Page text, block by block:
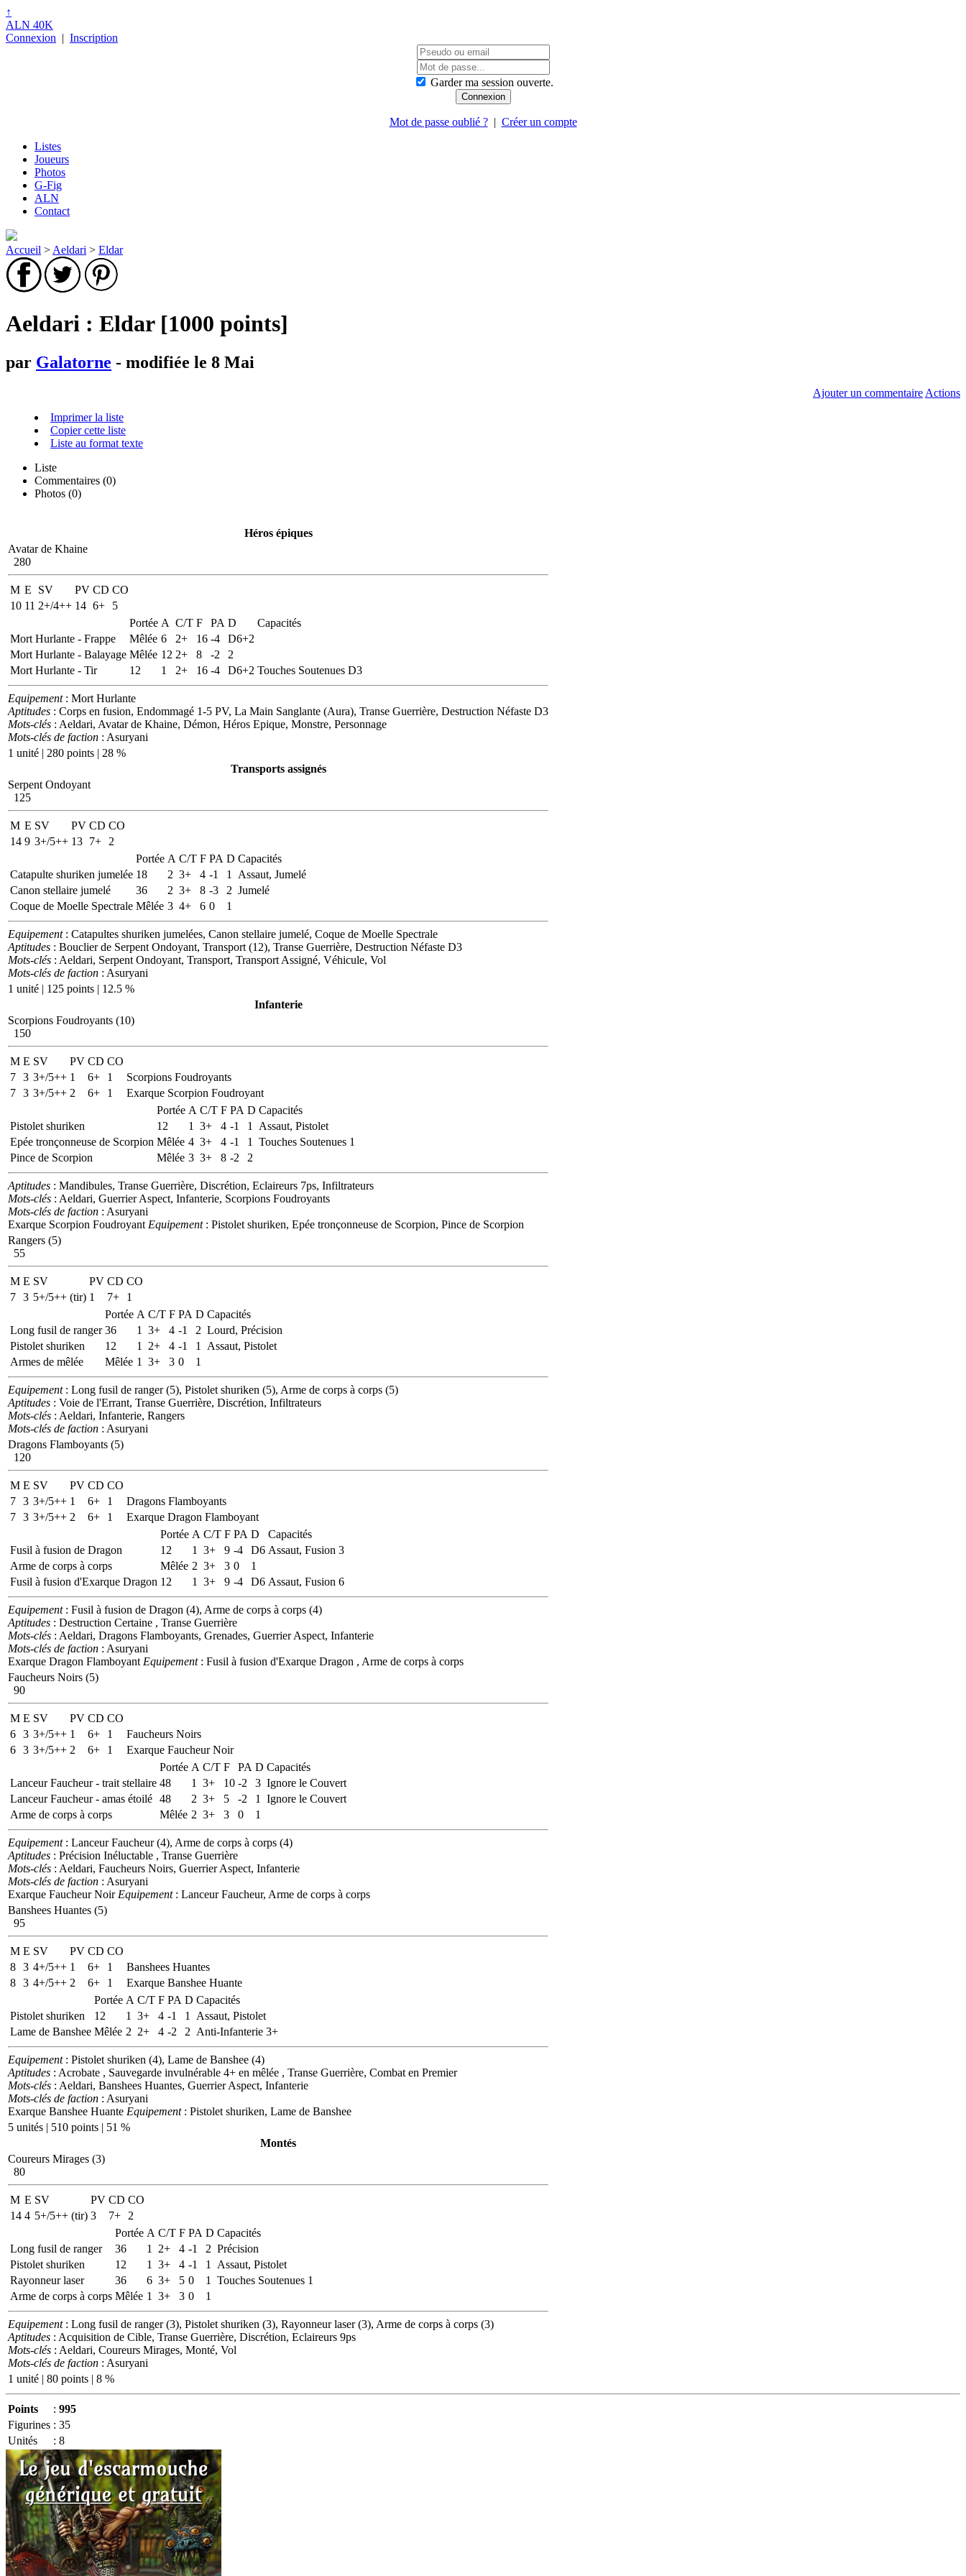
↑
ALN 40K
Connexion | Inscription
Garder ma session ouverte.
Mot de passe oublié ?| Créer un compte
Listes
Joueurs
Photos
G-Fig
ALN
Contact
Accueil > Aeldari > Eldar
Aeldari : Eldar [1000 points]
par Galatorne - modifiée le 8 Mai
Ajouter un commentaire Actions
Imprimer la liste
Copier cette liste
Liste au format texte
Liste
Commentaires (0)
Photos (0)
Héros épiques
Avatar de Khaine
280
M E SV PV CD CO
10 11 2+/4++ 14 6+
5
Portée A C/T F PA D
Capacités
Mort Hurlante - Frappe
Mêlée 6 2+ 16 -4
D6+2
Mort Hurlante - Balayage Mêlée 12 2+ 8 -2
2
Mort Hurlante - Tir
12 1 2+ 16 -4 D6+2 Touches Soutenues D3
Equipement: Mort Hurlante
Aptitudes : Corps en fusion, Endommagé 1-5 PV, La Main Sanglante (Aura), Transe Guerrière, Destruction Néfaste D3
Mots-clés : Aeldari, Avatar de Khaine, Démon, Héros Epique, Monstre, Personnage
Mots-clés de faction : Asuryani
1 unité | 280 points | 28 %
Transports assignés
Serpent Ondoyant
125
M E SV PV CD CO
14 9 3+/5++ 13 7+
2
Portée A C/T F PA D Capacités
Catapulte shuriken jumelée 18 2 3+ 4 -1 1
Assaut, Jumelé
Canon stellaire jumelé
36 2 3+ 8 -3 2 Jumelé
Coque de Moelle Spectrale Mêlée 3 4+ 6 0 1
Equipement: Catapultes shuriken jumelées, Canon stellaire jumelé, Coque de Moelle Spectrale
Aptitudes : Bouclier de Serpent Ondoyant, Transport (12), Transe Guerrière, Destruction Néfaste D3
Mots-clés : Aeldari, Serpent Ondoyant, Transport, Transport Assigné, Véhicule, Vol
Mots-clés de faction : Asuryani
1 unité | 125 points | 12.5 %
Infanterie
Scorpions Foudroyants (10)
150
M E SV PV CD CO
7 3 3+/5++ 1 6+ 1
Scorpions Foudroyants
7 3 3+/5++ 2 6+ 1
Exarque Scorpion Foudroyant
Portée A C/T F PA D Capacités
Pistolet shuriken
12 1 3+ 4 -1 1
Assaut, Pistolet
Epée tronçonneuse de Scorpion Mêlée 4 3+ 4 -1 1
Touches Soutenues 1
Pince de Scorpion
Mêlée 3 3+ 8 -2 2
Aptitudes : Mandibules, Transe Guerrière, Discrétion, Eclaireurs 7ps, Infiltrateurs
Mots-clés : Aeldari, Guerrier Aspect, Infanterie, Scorpions Foudroyants
Mots-clés de faction : Asuryani
Exarque Scorpion Foudroyant Equipement: Pistolet shuriken, Epée tronçonneuse de Scorpion, Pince de Scorpion
Rangers (5)
55
M E SV PV CD CO
7 3 5+/5++ (tir) 1 7+
1
Portée A C/T F PA D Capacités
Long fusil de ranger 36 1 3+ 4 -1 2 Lourd, Précision
Pistolet shuriken
12 1 2+ 4 -1 1
Assaut, Pistolet
Armes de mêlée
Mêlée 1 3+ 3 0 1
Equipement: Long fusil de ranger (5), Pistolet shuriken (5), Arme de corps à corps (5)
Aptitudes : Voie de l'Errant, Transe Guerrière, Discrétion, Infiltrateurs
Mots-clés : Aeldari, Infanterie, Rangers
Mots-clés de faction : Asuryani
Dragons Flamboyants (5)
120
M E SV PV CD CO
7 3 3+/5++ 1 6+ 1
Dragons Flamboyants
7 3 3+/5++ 2 6+ 1
Exarque Dragon Flamboyant
Portée A C/T F PA D
Capacités
Fusil à fusion de Dragon
12 1 3+ 9 -4 D6 Assaut, Fusion 3
Arme de corps à corps
Mêlée 2 3+ 3 0
1
Fusil à fusion d'Exarque Dragon 12 1 3+ 9 -4 D6 Assaut, Fusion 6
Equipement: Fusil à fusion de Dragon (4), Arme de corps à corps (4)
Aptitudes : Destruction Certaine , Transe Guerrière
Mots-clés : Aeldari, Dragons Flamboyants, Grenades, Guerrier Aspect, Infanterie
Mots-clés de faction : Asuryani
Exarque Dragon Flamboyant Equipement: Fusil à fusion d'Exarque Dragon , Arme de corps à corps
Faucheurs Noirs (5)
90
M E SV PV CD CO
6 3 3+/5++ 1 6+ 1
Faucheurs Noirs
6 3 3+/5++ 2 6+ 1
Exarque Faucheur Noir
Portée A C/T F PA D Capacités
Lanceur Faucheur - trait stellaire 48 1 3+ 10 -2 3 Ignore le Couvert
Lanceur Faucheur - amas étoilé 48 2 3+ 5 -2 1
Ignore le Couvert
Arme de corps à corps
Mêlée 2 3+ 3 0 1
Equipement: Lanceur Faucheur (4), Arme de corps à corps (4)
Aptitudes : Précision Inéluctable , Transe Guerrière
Mots-clés : Aeldari, Faucheurs Noirs, Guerrier Aspect, Infanterie
Mots-clés de faction : Asuryani
Exarque Faucheur Noir Equipement: Lanceur Faucheur, Arme de corps à corps
Banshees Huantes (5)
95
M E SV PV CD CO
8 3 4+/5++ 1 6+ 1
Banshees Huantes
8 3 4+/5++ 2 6+ 1
Exarque Banshee Huante
Portée A C/T F PA D Capacités
Pistolet shuriken
12 1 3+ 4 -1 1
Assaut, Pistolet
Lame de Banshee Mêlée 2 2+ 4 -2 2 Anti-Infanterie 3+
Equipement: Pistolet shuriken (4), Lame de Banshee (4)
Aptitudes : Acrobate , Sauvegarde invulnérable 4+ en mêlée , Transe Guerrière, Combat en Premier
Mots-clés : Aeldari, Banshees Huantes, Guerrier Aspect, Infanterie
Mots-clés de faction : Asuryani
Exarque Banshee Huante Equipement: Pistolet shuriken, Lame de Banshee
5 unités | 510 points | 51 %
Montés
Coureurs Mirages (3)
80
M E SV PV CD CO
14 4 5+/5++ (tir) 3 7+
2
Portée A C/T F PA D Capacités
Long fusil de ranger
36 1 2+ 4 -1 2 Précision
Pistolet shuriken
12 1 3+ 4 -1 1
Assaut, Pistolet
Rayonneur laser
36 6 3+ 5 0 1
Touches Soutenues 1
Arme de corps à corps Mêlée 1 3+ 3 0 1
Equipement: Long fusil de ranger (3), Pistolet shuriken (3), Rayonneur laser (3), Arme de corps à corps (3)
Aptitudes : Acquisition de Cible, Transe Guerrière, Discrétion, Eclaireurs 9ps
Mots-clés : Aeldari, Coureurs Mirages, Monté, Vol
Mots-clés de faction : Asuryani
1 unité | 80 points | 8 %
Points : 995
Figurines : 35
Unités
: 8